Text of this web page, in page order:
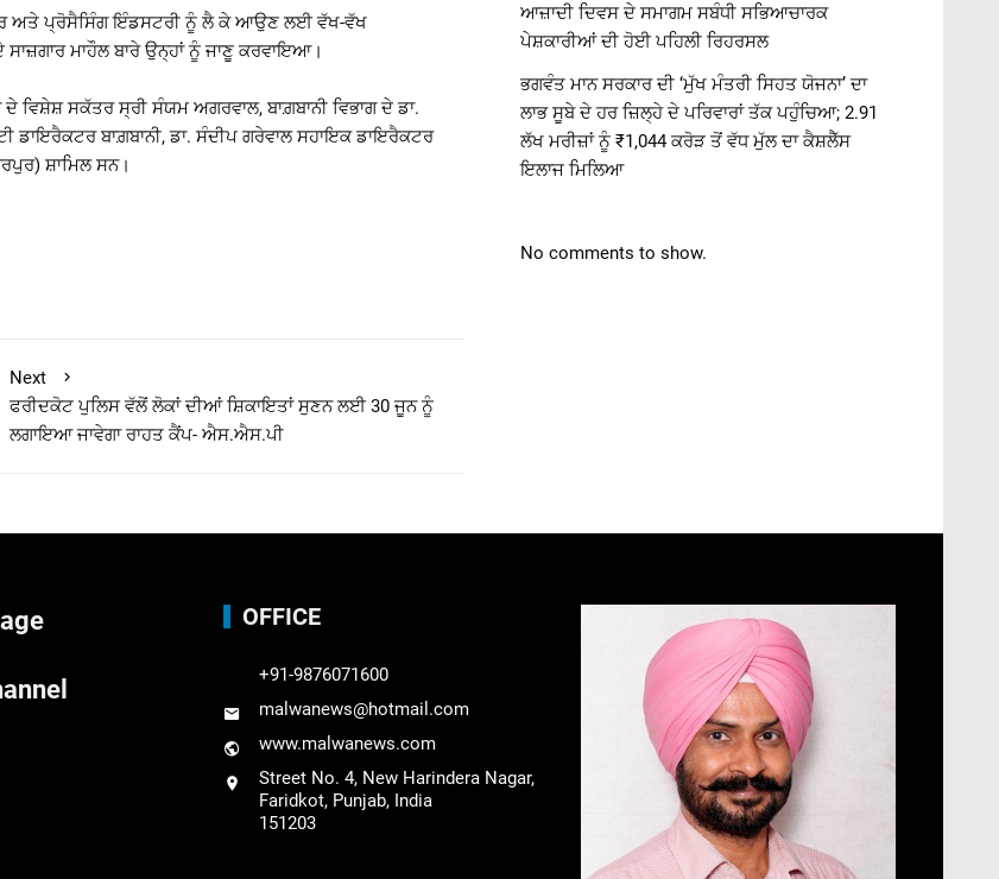
ਅਤੇ ਪ੍ਰੋਸੈਸਿੰਗ ਇੰਡਸਟਰੀ ਨੂੰ ਲੈ ਕੇ ਆਉਣ ਲਈ ਵੱਖ-ਵੱਖ
ਮਾਹੌਲ ਬਾਰੇ ਉਨ੍ਹਾਂ ਨੂੰ ਜਾਣੂ ਕਰਵਾਇਆ।
ਦੇ ਵਿਸ਼ੇਸ਼ ਸਕੱਤਰ ਸ੍ਰੀ ਸੰਯਮ ਅਗਰਵਾਲ, ਬਾਗ਼ਬਾਨੀ ਵਿਭਾਗ ਦੇ ਡਾ.
ਡਾਇਰੈਕਟਰ ਬਾਗ਼ਬਾਨੀ, ਡਾ. ਸੰਦੀਪ ਗਰੇਵਾਲ ਸਹਾਇਕ ਡਾਇਰੈਕਟਰ
ਸ਼ਾਮਿਲ ਸਨ।
Next
ਫਰੀਦਕੋਟ ਪੁਲਿਸ ਵੱਲੋਂ ਲੋਕਾਂ ਦੀਆਂ ਸ਼ਿਕਾਇਤਾਂ ਸੁਣਨ ਲਈ 30 ਜੂਨ ਨੂੰ
ਲਗਾਇਆ ਜਾਵੇਗਾ ਰਾਹਤ ਕੈਂਪ- ਐਸ.ਐਸ.ਪੀ
ਆਜ਼ਾਦੀ ਦਿਵਸ ਦੇ ਸਮਾਗਮ ਸਬੰਧੀ ਸਭਿਆਚਾਰਕ
ਪੇਸ਼ਕਾਰੀਆਂ ਦੀ ਹੋਈ ਪਹਿਲੀ ਰਿਹਰਸਲ
ਭਗਵੰਤ ਮਾਨ ਸਰਕਾਰ ਦੀ ‘ਮੁੱਖ ਮੰਤਰੀ ਸਿਹਤ ਯੋਜਨਾ’ ਦਾ
ਲਾਭ ਸੂਬੇ ਦੇ ਹਰ ਜ਼ਿਲ੍ਹੇ ਦੇ ਪਰਿਵਾਰਾਂ ਤੱਕ ਪਹੁੰਚਿਆ; 2.91
ਲੱਖ ਮਰੀਜ਼ਾਂ ਨੂੰ ₹1,044 ਕਰੋੜ ਤੋਂ ਵੱਧ ਮੁੱਲ ਦਾ ਕੈਸ਼ਲੈੱਸ
ਇਲਾਜ ਮਿਲਿਆ
No comments to show.
OFFICE
+91-9876071600
malwanews@hotmail.com
www.malwanews.com
Street No. 4, New Harindera Nagar,
Faridkot, Punjab, India
151203